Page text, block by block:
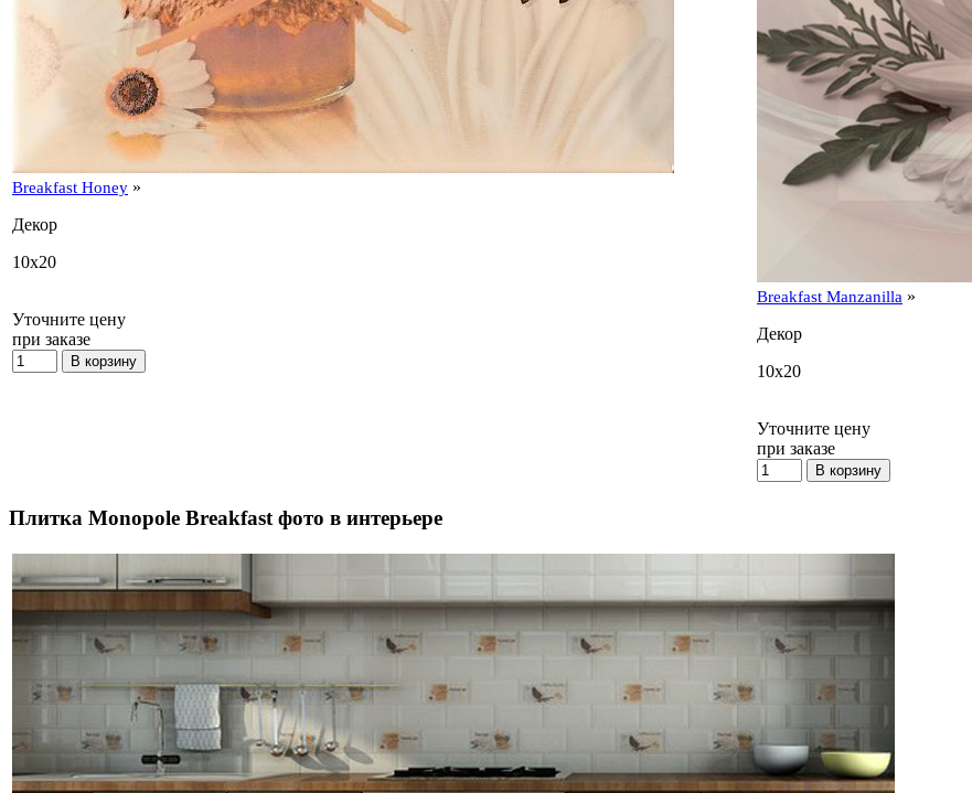
Breakfast Honey »
Декор
10x20
Уточните цену
при заказе
Breakfast Manzanilla »
Декор
10x20
Уточните цену
при заказе
Плитка Monopole Breakfast фото в интерьере